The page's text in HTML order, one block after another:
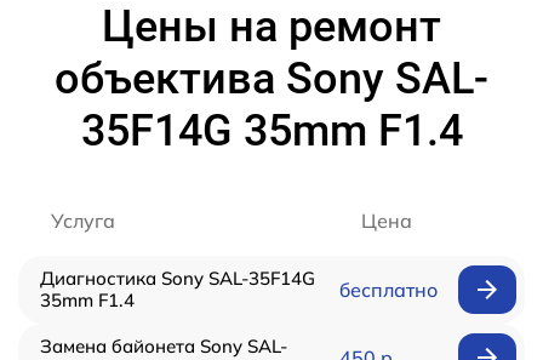
Цены на ремонт
объектива Sony SAL-
35F14G 35mm F1.4
Услуга Цена
Диагностика Sony SAL-35F14G
35mm F1.4
бесплатно
Замена байонета Sony SAL-